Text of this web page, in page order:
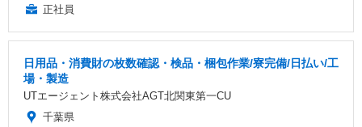
正社員
日用品・消費財の枚数確認・検品・梱包作業/寮完備/日払い/工
場・製造
UTエージェント株式会社AGT北関東第一CU
千葉県